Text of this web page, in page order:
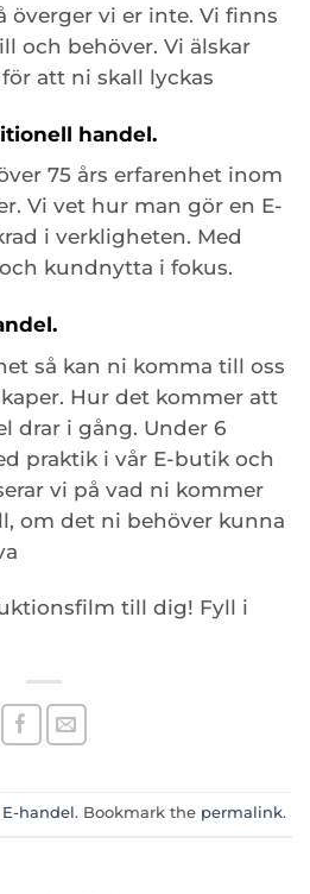
överger vi er inte. Vi finns
och behöver. Vi älskar
att ni skall lyckas
handel.
75 års erfarenhet inom
Vi vet hur man gör en E-
i verkligheten. Med
kundnytta i fokus.
så kan ni komma till oss
Hur det kommer att
drar i gång. Under 6
praktik i vår E-butik och
vi på vad ni kommer
om det ni behöver kunna
till dig! Fyll i
E-handel. Bookmark the permalink.